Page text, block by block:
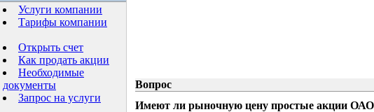
Услуги компании
Тарифы компании
Открыть счет
Как продать акции
Необходимые
документы
Запрос на услуги
Вопрос
Имеют ли рыночную цену простые акции